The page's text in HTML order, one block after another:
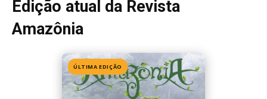
Edição atual da Revista
Amazônia
ÚLTIMA EDIÇÃO